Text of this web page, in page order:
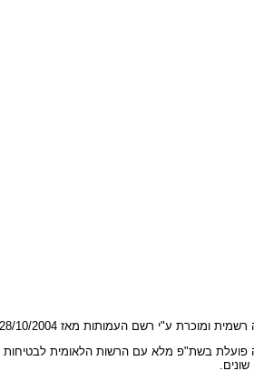
ע"י רשם העמותות מאז 28/10/2004. הארגון מוכר כמלכ"ר ובעלת "אישור ניהול תקין".
פועלת בשת"פ מלא עם הרשות הלאומית לבטיחות
שונים.